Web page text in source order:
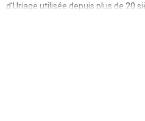
d'Uriage utilisée depuis plus de 20
spécialisée dans les produits pour